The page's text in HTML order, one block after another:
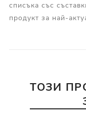
списъка със
продукт за най-
ТОЗИ